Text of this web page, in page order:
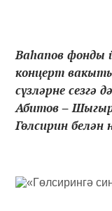
Ваһапов фонды
концерт
сүзләрне сезгә
Абитов ‒
Гөлсирин